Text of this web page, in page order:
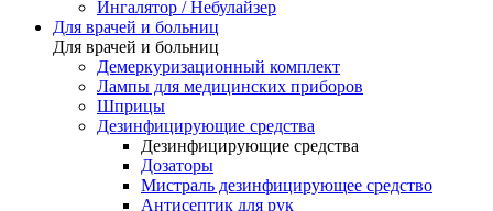
Ингалятор / Небулайзер
Для врачей и больниц
Для врачей и больниц
Демеркуризационный комплект
Лампы для медицинских приборов
Шприцы
Дезинфицирующие средства
Дезинфицирующие средства
Дозаторы
Мистраль дезинфицирующее средство
Антисептик для рук